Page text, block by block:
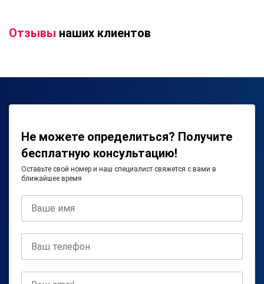
Отзывы наших клиентов
Не можете определиться? Получите
бесплатную консультацию!
Оставьте свой номер и наш специалист свяжется с вами в
ближайшее время